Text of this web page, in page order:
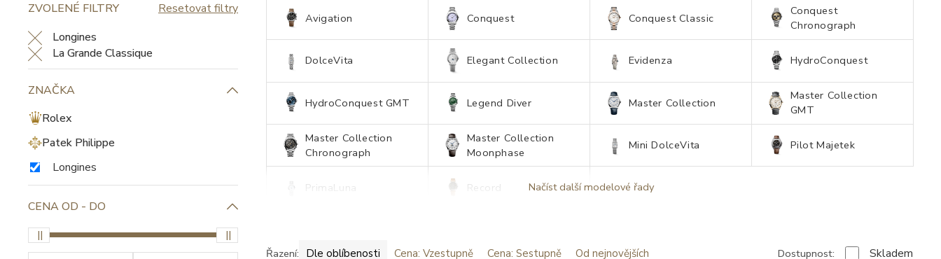
ZVOLENÉ FILTRY
Resetovat filtry
Longines
La Grande Classique
CENA OD - DO
ZNAČKA
Rolex
Patek Philippe
Longines
Avigation Conquest Conquest Classic
Conquest
Chronograph
DolceVita Elegant Collection Evidenza HydroConquest
HydroConquest GMT Legend Diver Master Collection
Master Collection
GMT
Master Collection
Chronograph
Master Collection
Moonphase
Mini DolceVita Pilot Majetek
PrimaLuna Record Načíst další modelové řady
Řazení: Dle oblíbenosti Cena: Vzestupně Cena: Sestupně Od nejnovějších Dostupnost: Skladem